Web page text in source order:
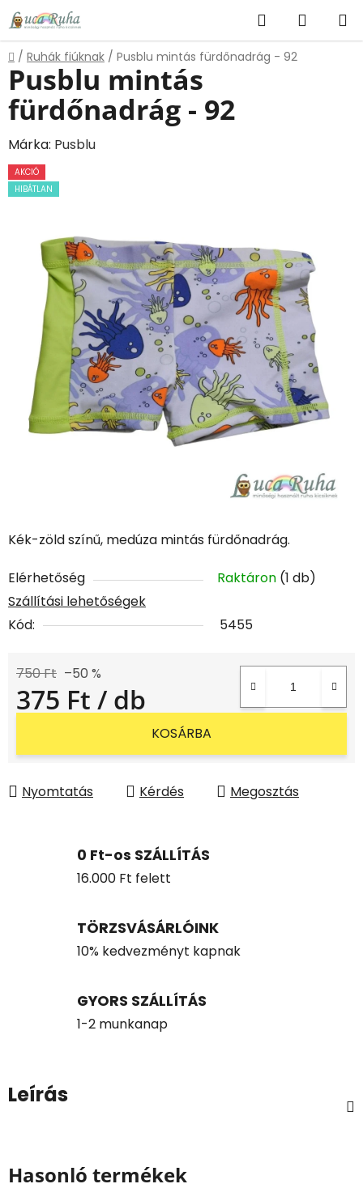
Ugrás
fő
tartalomhoz
KeresésKOSÁR
Kezdőlap
/ Ruhák fiúknak / Pusblu mintás fürdőnadrág - 92
Kék-zöld színű, medúza mintás fürdőnadrág.
Elérhetőség Raktáron (1 db)
Szállítási lehetőségek
Kód:
5455
750 Ft –50 %
375 Ft / db
KOSÁRBA
Nyomtatás Kérdés Megosztás
Pusblu mintás
fürdőnadrág - 92
Márka: Pusblu
AKCIÓ
HIBÁTLAN
0 Ft-os SZÁLLÍTÁS
16.000 Ft felett
TÖRZSVÁSÁRLÓINK
10% kedvezményt kapnak
GYORS SZÁLLÍTÁS
1-2 munkanap
Leírás
Hasonló termékek